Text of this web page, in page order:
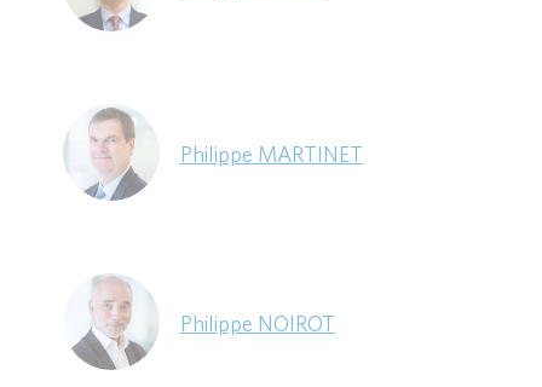
Philippe MARTINET
Philippe NOIROT